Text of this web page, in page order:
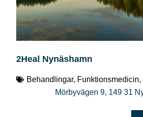
2Heal Nynäshamn
Behandlingar, Funktionsmedicin,
Mörbyvägen 9, 149 31